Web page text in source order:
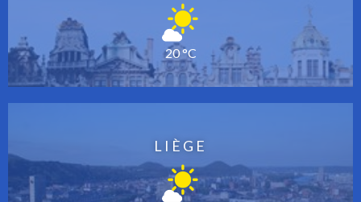
20 °C
LIÈGE